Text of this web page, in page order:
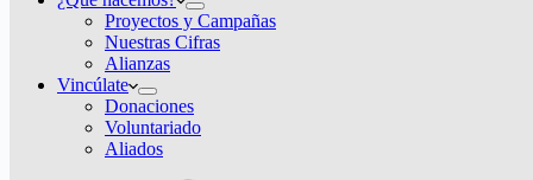
Proyectos y Campañas
Nuestras Cifras
Alianzas
Vincúlate
Donaciones
Voluntariado
Aliados